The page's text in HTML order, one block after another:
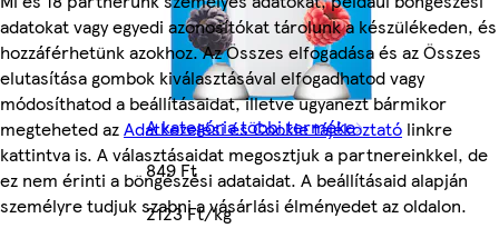
adatokat vagy egyedi azonosítókat tárolunk a készülékeden, és
hozzáférhetünk azokhoz. Az Összes elfogadása és az Összes
elutasítása gombok kiválasztásával elfogadhatod vagy
módosíthatod a beállításaidat, illetve ugyanezt bármikor
megteheted azAdatkezelési és Cookie tájékoztató linkre
kattintva is. A választásaidat megosztjuk a partnereinkkel, de
ez nem érinti a böngészési adataidat. A beállításaid alapján
személyre tudjuk szabni a vásárlási élményedet az oldalon.
A kategória többi terméke
849 Ft
2123 Ft/kg